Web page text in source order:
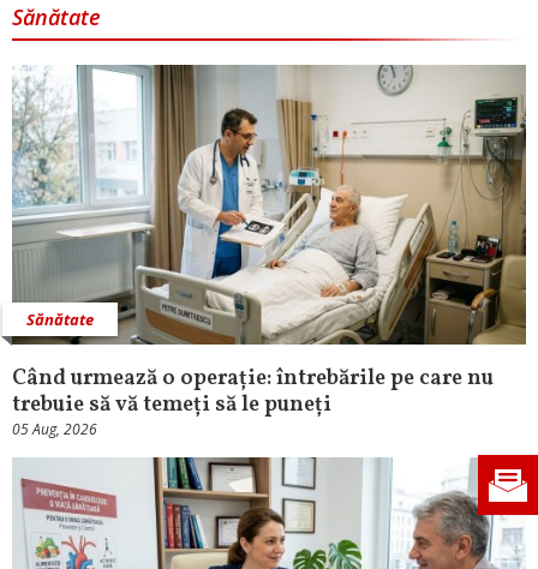
Sănătate
Sănătate
Când urmează o operație: întrebările pe care nu
trebuie să vă temeți să le puneți
05 Aug, 2026